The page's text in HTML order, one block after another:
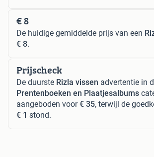
€ 8
De huidige gemiddelde prijs van een
€ 8.
Prijscheck
De duurste Rizla vissen advertentie in
Prentenboeken en Plaatjesalbums
aangeboden voor€ 35, terwijl de
€ 1 stond.